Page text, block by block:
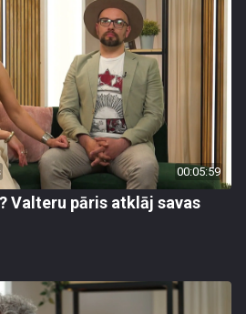
00:05:59
Valteru pāris atklāj savas